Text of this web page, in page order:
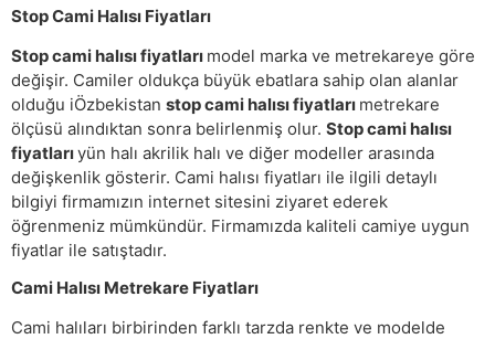
Stop Cami Halısı Fiyatları
Stop cami halısı fiyatları model marka ve metrekareye göre
değişir. Camiler oldukça büyük ebatlara sahip olan alanlar
olduğu iÖzbekistan stop cami halısı fiyatları metrekare
ölçüsü alındıktan sonra belirlenmiş olur. Stop cami halısı
fiyatlarıyün halı akrilik halı ve diğer modeller arasında
değişkenlik gösterir. Cami halısı fiyatları ile ilgili detaylı
bilgiyi firmamızın internet sitesini ziyaret ederek
öğrenmeniz mümkündür. Firmamızda kaliteli camiye uygun
fiyatlar ile satıştadır.
Cami Halısı Metrekare Fiyatları
Cami halıları birbirinden farklı tarzda renkte ve modelde